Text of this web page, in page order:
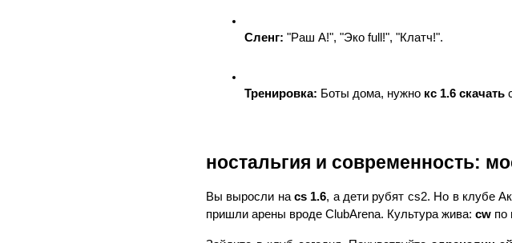
Сленг: "Раш А!", "Эко full!", "Клатч!".
Тренировка: Боты дома, нужно кс 1.6 скачать
ностальгия и современность:
Вы выросли на cs 1.6, а дети рубят cs2. Но в клубе
пришли арены вроде ClubArena. Культура жива: cw по